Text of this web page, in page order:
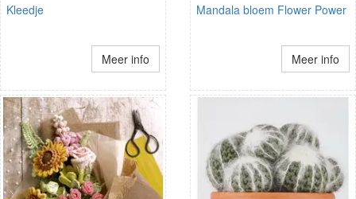
Kleedje
Meer info
Mandala bloem Flower Power
Meer info